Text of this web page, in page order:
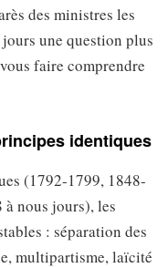
des ministres les
une question plus
faire comprendre
identiques
(1792-1799, 1848-
nous jours), les
: séparation des
multipartisme, laïcité